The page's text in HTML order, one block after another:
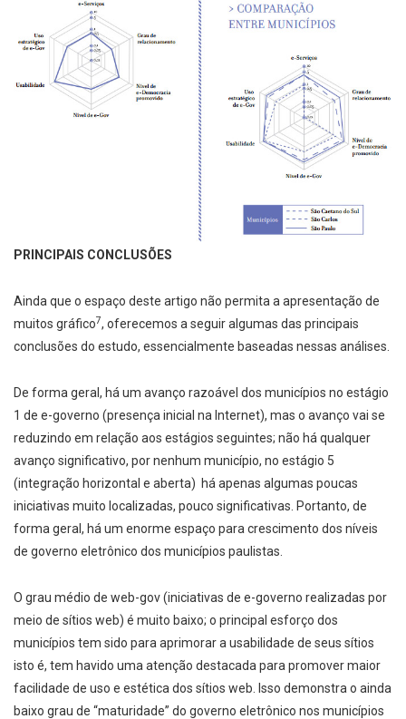
PRINCIPAIS CONCLUSÕES
Ainda que o espaço deste artigo não permita a apresentação de
muitos gráfico7, oferecemos a seguir algumas das principais
conclusões do estudo, essencialmente baseadas nessas análises.
De forma geral, há um avanço razoável dos municípios no estágio
1 de e-­governo (presença inicial na Internet), mas o avanço vai se
reduzindo em relação aos estágios seguintes; não há qualquer
avanço significativo, por nenhum município, no estágio 5
(integração horizontal e aberta) ­ há apenas algumas poucas
iniciativas muito localizadas, pouco significativas. Portanto, de
forma geral, há um enorme espaço para crescimento dos níveis
de governo eletrônico dos municípios paulistas.
O grau médio de web­-gov (iniciativas de e­-governo realizadas por
meio de sítios web) é muito baixo; o principal esforço dos
municípios tem sido para aprimorar a usabilidade de seus sítios
isto é, tem havido uma atenção destacada para promover maior
facilidade de uso e estética dos sítios web. Isso demonstra o ainda
baixo grau de “maturidade” do governo eletrônico nos municípios